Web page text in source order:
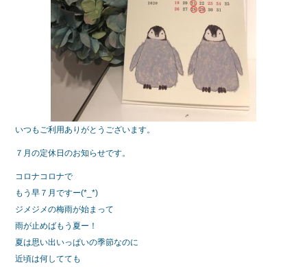
いつもご利用ありがとうございます。
７月の定休日のお知らせです。
コロナコロナで
もう早７月ですー(*_*)
ジメジメの梅雨が始まって
雨が止めばもう夏ー！
夏は思い出いっぱいの季節なのに
近頃は何してても